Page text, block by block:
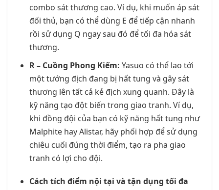
combo sát thương cao. Ví dụ, khi muốn áp sát
đối thủ, bạn có thể dùng E để tiếp cận nhanh
rồi sử dụng Q ngay sau đó để tối đa hóa sát
thương.
R – Cuồng Phong Kiếm: Yasuo có thể lao tới
một tướng địch đang bị hất tung và gây sát
thương lên tất cả kẻ địch xung quanh. Đây là
kỹ năng tạo đột biến trong giao tranh. Ví dụ,
khi đồng đội của bạn có kỹ năng hất tung như
Malphite hay Alistar, hãy phối hợp để sử dụng
chiêu cuối đúng thời điểm, tạo ra pha giao
tranh có lợi cho đội.
Cách tích điểm nội tại và tận dụng tối đa